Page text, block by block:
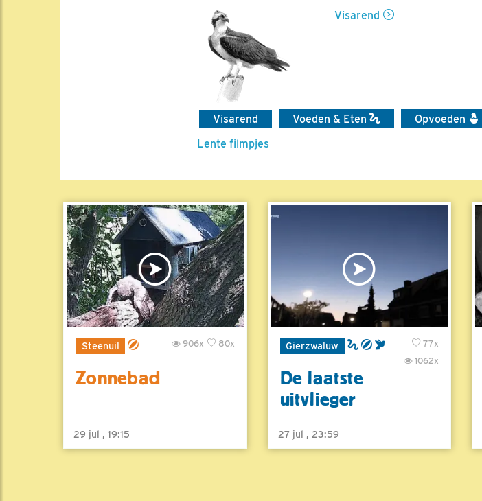
Visarend
Visarend Voeden & Eten Opvoeden
Lente filmpjes
Steenuil 80x
906x
Zonnebad
29 jul , 19:15
Gierzwaluw
77x
1062x
De laatste
uitvlieger
27 jul , 23:59